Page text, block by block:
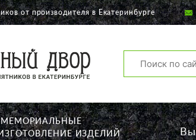
О КОМПАНИИ
РАБОТЫ
от производителя в Екатеринбурге
ИЗДЕЛИЙ